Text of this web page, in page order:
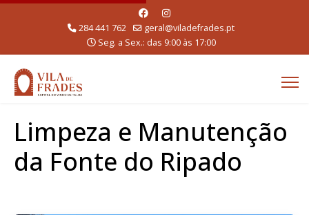
284 441 762
geral@viladefrades.pt
Seg. a Sex.: das 9:00 às 17:00
Limpeza e Manutenção
da Fonte do Ripado